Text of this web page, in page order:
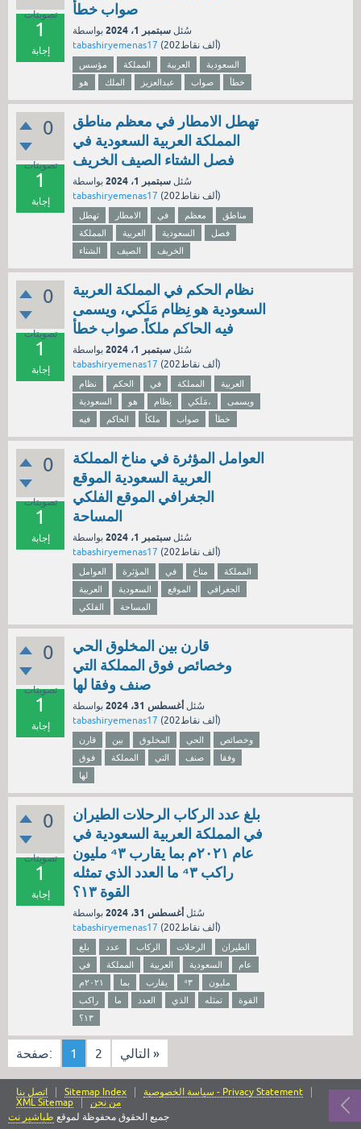
تصويتات
1
إجابة
صواب خطأ
سُئل سبتمبر 1، 2024
بواسطة
tabashiryemenas17 ( 202ألف نقاط)
مؤسس المملكة العربية
السعودية
هو
الملك عبدالعزيز صواب خطأ
0
تصويتات
1
إجابة
تهطل الامطار في معظم مناطق
المملكة العربية السعودية في
فصل الشتاء الصيف الخريف
سُئل سبتمبر 1، 2024
بواسطة
tabashiryemenas17 ( 202ألف نقاط)
تهطل الامطار في معظم
مناطق
المملكة
العربية السعودية
فصل
الشتاء
الصيف الخريف
0
تصويتات
1
إجابة
نظام الحكم في المملكة العربية
السعودية هو نِظام مَلَكي، ويسمى
فيه الحاكم ملكاً. صواب خطأ
سُئل سبتمبر 1، 2024
بواسطة
tabashiryemenas17 ( 202ألف نقاط)
نظام الحكم في المملكة
العربية
السعودية
هو نِظام مَلَكي،
ويسمى
فيه
الحاكم ملكاً صواب خطأ
0
تصويتات
1
إجابة
العوامل المؤثرة في مناخ المملكة
العربية السعودية الموقع
الجغرافي الموقع الفلكي
المساحة
سُئل سبتمبر 1، 2024
بواسطة
tabashiryemenas17 ( 202ألف نقاط)
العوامل المؤثرة في مناخ
المملكة
العربية
السعودية الموقع
الجغرافي
الفلكي
المساحة
0
تصويتات
1
إجابة
قارن بين المخلوق الحي
وخصائص فوق المملكة التي
صنف وفقا لها
سُئل أغسطس 31، 2024
بواسطة
tabashiryemenas17 ( 202ألف نقاط)
قارن بين المخلوق الحي
وخصائص
فوق
المملكة التي صنف
وفقا
لها
0
تصويتات
1
إجابة
بلغ عدد الركاب الرحلات الطيران
في المملكة العربية السعودية في
عام ٢٠٢١م بما يقارب ⁴٣ مليون
راكب ⁴٣ ما العدد الذي تمثله
القوة ١٣؟
سُئل أغسطس 31، 2024
بواسطة
tabashiryemenas17 ( 202ألف نقاط)
بلغ عدد الركاب الرحلات
الطيران
في
المملكة العربية السعودية
عام
٢٠٢١م
بما يقارب ⁴٣
مليون
راكب
ما العدد الذي تمثله
القوة
١٣؟
صفحة: 1 2 التالي »
اتصل بنا Sitemap Index
سياسة الخصوصية - Privacy Statement
XML Sitemap
من نحن
جميع الحقوق محفوظة لموقع طباشير نت